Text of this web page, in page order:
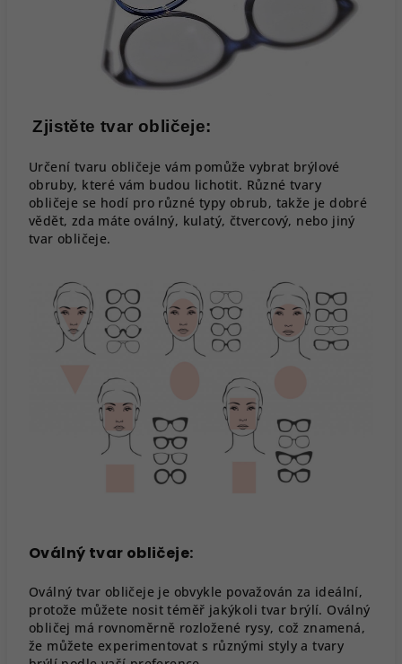
Zjistěte tvar obličeje:
Určení tvaru obličeje vám pomůže vybrat brýlové
obruby, které vám budou lichotit. Různé tvary
obličeje se hodí pro různé typy obrub, takže je dobré
vědět, zda máte oválný, kulatý, čtvercový, nebo jiný
tvar obličeje.
Oválný tvar obličeje:
Oválný tvar obličeje je obvykle považován za ideální,
protože můžete nosit téměř jakýkoli tvar brýlí. Oválný
obličej má rovnoměrně rozložené rysy, což znamená,
že můžete experimentovat s různými styly a tvary